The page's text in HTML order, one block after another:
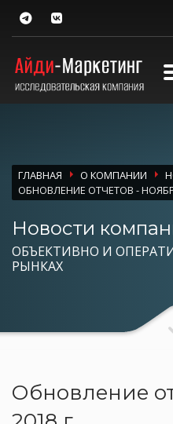
ГЛАВНАЯ О КОМПАНИИ
ОБНОВЛЕНИЕ ОТЧЕТОВ -
Новости
ОБЪЕКТИВНО И
РЫНКАХ
Обновление